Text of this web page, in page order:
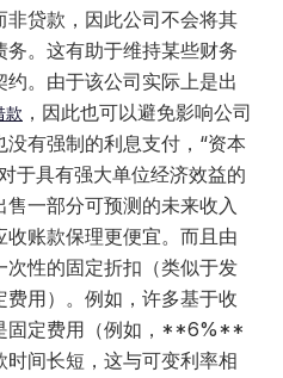
非贷款，因此公司不会将其
。这有助于维持某些财务
约。由于该公司实际上是出
款 ，因此也可以避免影响公司
有强制的利息支付，“资本
于具有强大单位经济效益的
一部分可预测的未来收入
账款保理更便宜。而且由
次性的固定折扣（类似于发
费用）。例如，许多基于收
固定费用（例如，**6%**
时间长短，这与可变利率相